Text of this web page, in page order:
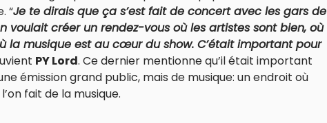
“Je te dirais que ça s’est fait de concert avec les gars de
voulait créer un rendez-vous où les artistes sont bien, où
la musique est au cœur du show. C’était important pour
PY Lord. Ce dernier mentionne qu’il était important
émission grand public, mais de musique: un endroit où
fait de la musique.